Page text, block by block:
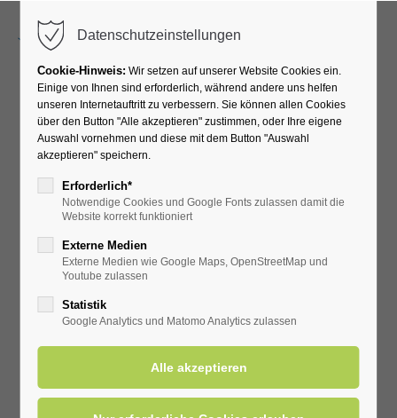
News & Tipps
Datenschutzeinstellungen
Cookie-Hinweis: Wir setzen auf unserer Website Cookies ein.
Einige von Ihnen sind erforderlich, während andere uns helfen
unseren Internetauftritt zu verbessern. Sie können allen Cookies
über den Button "Alle akzeptieren" zustimmen, oder Ihre eigene
Auswahl vornehmen und diese mit dem Button "Auswahl
akzeptieren" speichern.
Erforderlich*
Notwendige Cookies und Google Fonts zulassen damit die
Website korrekt funktioniert
Externe Medien
Externe Medien wie Google Maps, OpenStreetMap und
Youtube zulassen
Statistik
Google Analytics und Matomo Analytics zulassen